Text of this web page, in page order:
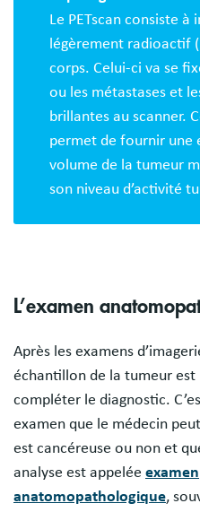
Le PETscan consiste
légèrement radioactif
corps. Celui-ci va se
ou les métastases et
brillantes au scanner.
permet de fournir une
volume de la tumeur
son niveau d’activité
L’examen
Après les examens
échantillon de la tumeur est
compléter le diagnostic.
examen que le médecin
est cancéreuse ou non et
analyse est appelée examen
anatomopathologique,